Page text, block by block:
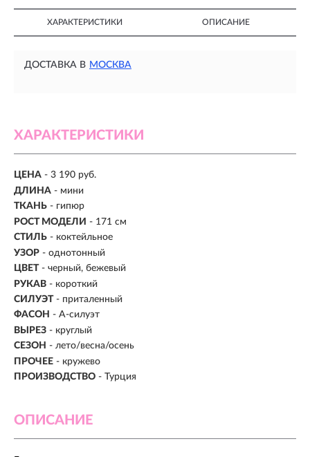
ХАРАКТЕРИСТИКИ ОПИСАНИЕ
ДОСТАВКА В МОСКВА
ХАРАКТЕРИСТИКИ
ЦЕНА - 3 190 руб.
ДЛИНА - мини
ТКАНЬ - гипюр
РОСТ МОДЕЛИ - 171 см
СТИЛЬ - коктейльное
УЗОР - однотонный
ЦВЕТ - черный, бежевый
РУКАВ - короткий
СИЛУЭТ - приталенный
ФАСОН - А-силуэт
ВЫРЕЗ - круглый
СЕЗОН - лето/весна/осень
ПРОЧЕЕ - кружево
ПРОИЗВОДСТВО - Турция
ОПИСАНИЕ